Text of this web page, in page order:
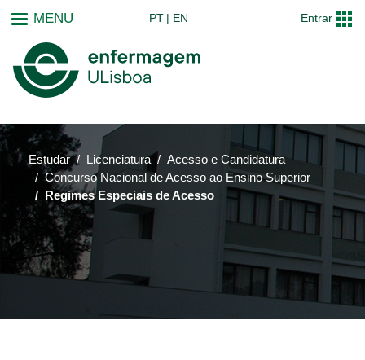
MENU PT EN Entrar
Estudar Licenciatura
Acesso e Candidatura
Concurso Nacional de Acesso ao Ensino Superior
Regimes Especiais de Acesso